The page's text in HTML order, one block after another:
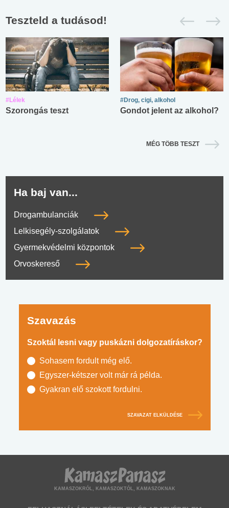
Teszteld a tudásod!
#Lélek
Szorongás teszt
#Drog, cigi, alkohol
Gondot jelent az alkohol?
MÉG TÖBB TESZT
Ha baj van...
Drogambulanciák
Lelkisegély-szolgálatok
Gyermekvédelmi központok
Orvoskereső
Szavazás
Szoktál lesni vagy puskázni dolgozatíráskor?
Sohasem fordult még elő.
Egyszer-kétszer volt már rá példa.
Gyakran elő szokott fordulni.
SZAVAZAT ELKÜLDÉSE
KAMASZOKRÓL, KAMASZOKTÓL, KAMASZOKNAK